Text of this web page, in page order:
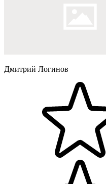
Дмитрий Логинов